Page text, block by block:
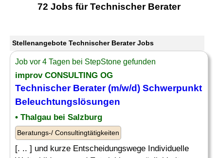
72 Jobs für Technischer Berater
Stellenangebote Technischer Berater Jobs
Job vor 4 Tagen bei StepStone gefunden
improv CONSULTING OG
Technischer Berater(m/w/d) Schwerpunkt
Beleuchtungslösungen
• Thalgau bei Salzburg
Beratungs-/ Consultingtätigkeiten
[. .. ] und kurze Entscheidungswege Individuelle